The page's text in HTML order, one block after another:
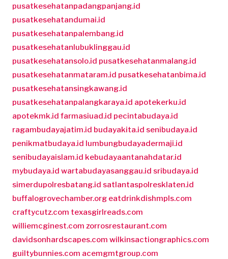
pusatkesehatanpadangpanjang.id
pusatkesehatandumai.id
pusatkesehatanpalembang.id
pusatkesehatanlubuklinggau.id
pusatkesehatansolo.id pusatkesehatanmalang.id
pusatkesehatanmataram.id pusatkesehatanbima.id
pusatkesehatansingkawang.id
pusatkesehatanpalangkaraya.id apotekerku.id
apotekmk.id farmasiuad.id pecintabudaya.id
ragambudayajatim.id budayakita.id senibudaya.id
penikmatbudaya.id lumbungbudayadermaji.id
senibudayaislam.id kebudayaantanahdatar.id
mybudaya.id wartabudayasanggau.id sribudaya.id
simerdupolresbatang.id satlantaspolresklaten.id
buffalogrovechamber.org eatdrinkdishmpls.com
craftycutz.com texasgirlreads.com
williemcginest.com zorrosrestaurant.com
davidsonhardscapes.com wilkinsactiongraphics.com
guiltybunnies.com acemgmtgroup.com